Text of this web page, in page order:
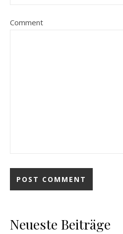
Comment
Neueste Beiträge